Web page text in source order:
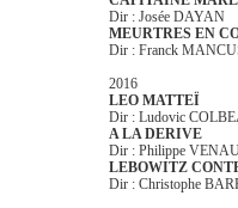
Dir : Josée DAYAN
MEURTRES EN
Dir : Franck
2016
LEO MATTEÏ
Dir : Ludovic
A LA DERIVE
Dir : Philippe
LEBOWITZ
Dir : Christophe